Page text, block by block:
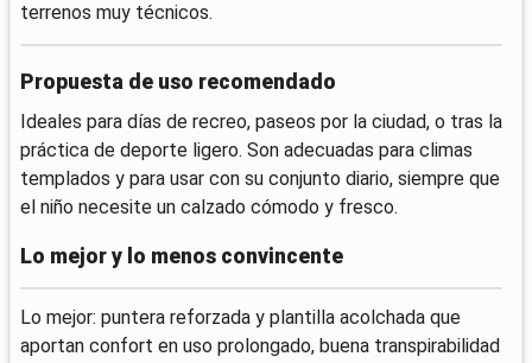
terrenos muy técnicos.
Propuesta de uso recomendado
Ideales para días de recreo, paseos por la ciudad, o tras la
práctica de deporte ligero. Son adecuadas para climas
templados y para usar con su conjunto diario, siempre que
el niño necesite un calzado cómodo y fresco.
Lo mejor y lo menos convincente
Lo mejor: puntera reforzada y plantilla acolchada que
aportan confort en uso prolongado, buena transpirabilidad